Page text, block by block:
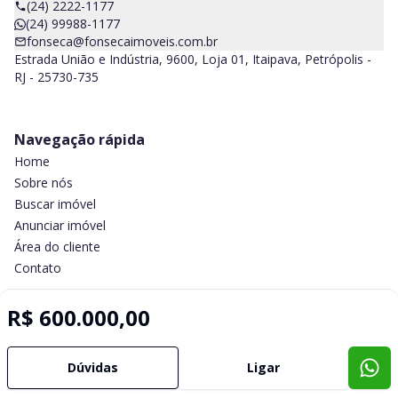
R$ 600.000,00
Dúvidas Ligar
(24) 2222-1177
(24) 99988-1177
fonseca@fonsecaimoveis.com.br
Estrada União e Indústria, 9600, Loja 01, Itaipava, Petrópolis -
RJ - 25730-735
Navegação rápida
Home
Sobre nós
Buscar imóvel
Anunciar imóvel
Área do cliente
Contato
Selo de Tecnologia Loft